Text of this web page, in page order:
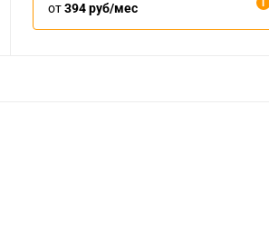
от394 руб/мес